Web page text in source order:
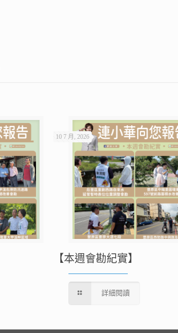
10 7 月, 2026
【本週會勘紀實】
詳細閱讀